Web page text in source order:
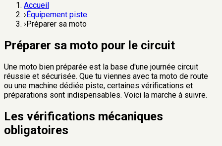
Accueil
›Équipement piste
›Préparer sa moto
Préparer sa moto pour le circuit
Une moto bien préparée est la base d'une journée circuit
réussie et sécurisée. Que tu viennes avec ta moto de route
ou une machine dédiée piste, certaines vérifications et
préparations sont indispensables. Voici la marche à suivre.
Les vérifications mécaniques
obligatoires